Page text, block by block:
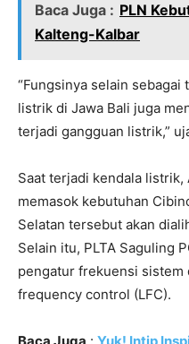
Baca Juga : PLN
Kalteng-Kalbar
“Fungsinya selain sebagai
listrik di Jawa Bali juga
terjadi gangguan listrik,”
Saat terjadi kendala listrik,
memasok kebutuhan
Selatan tersebut akan
Selain itu, PLTA Saguling
pengatur frekuensi sistem
frequency control (LFC).